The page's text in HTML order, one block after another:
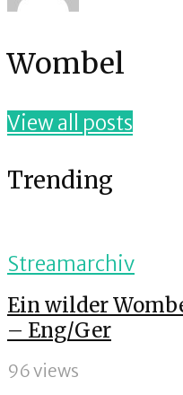
Wombel
View all posts
Trending
Streamarchiv
Ein wilder
– Eng/Ger
96 views